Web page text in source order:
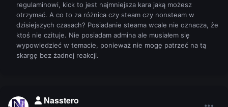
regulaminowi, kick to jest najmniejsza kara jaką możesz
otrzymać. A co to za różnica czy steam czy nonsteam w
dzisiejszych czasach? Posiadanie steama wcale nie oznacza, że
ktoś nie czituje. Nie posiadam admina ale musiałem się
wypowiedzieć w temacie, ponieważ nie mogę patrzeć na tą
skargę bez żadnej reakcji.
Nasstero